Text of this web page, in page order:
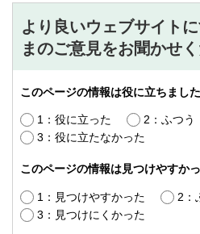
より良いウェブサイト
まのご意見をお聞かせ
このページの情報は役に立ちまし
1：役に立った
2：ふつう
3：役に立たなかった
このページの情報は見つけやすか
1：見つけやすかった
2：
3：見つけにくかった